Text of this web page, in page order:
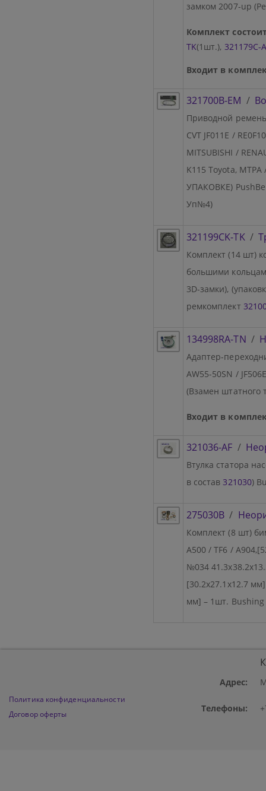
замком 2007-up
Комплект
TK(1шт.), 321179C-
Входит в
321700B-EM /
Приводной
CVT JF011E /
MITSUBISHI /
K115 Toyota,
УПАКОВКЕ)
Уп№4)
321199CK-TK /
Комплект (14 шт)
большими
3D-замки),
ремкомплект
134998RA-TN /
Адаптер-
AW55-50SN /
(Взамен штатного
Входит в
321036-AF /
Втулка статора
в состав 321030)
275030B /
Комплект (8 шт)
A500 / TF6 /
№034
[30.2x27.1x12.7
мм] – 1шт. Bushing
Политика конфиденциальности
Договор оферты
Адрес:
Телефоны: